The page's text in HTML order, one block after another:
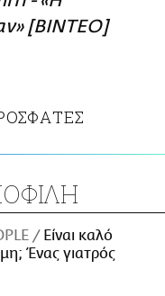
[ΒΙΝΤΕΟ]
Είναι καλό
Ένας γιατρός